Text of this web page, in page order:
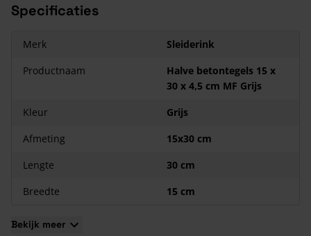
in pakken à 4,68 m² per pak (104 stuks).
Aandachtspunten
of mindere mate wat valer worden. Hierdoor zullen eventuele
kleurnuances wat naar elkaar toe trekken.
Betonproducten zijn gevoelig voorkalkuitbloei
Fabrikanten van (sier-)bestrating houden altijd rekening met
steen enkele millimeters dikker, dunner, groter of kleiner kan
uitvallen.
Specificaties
Merk
Sleiderink
Productnaam
Halve betontegels 15 x
30 x 4,5 cm MF Grijs
Kleur
Grijs
Afmeting
15x30 cm
Lengte
30 cm
Breedte
15 cm
Bekijk meer